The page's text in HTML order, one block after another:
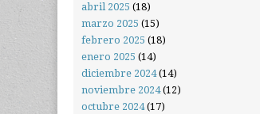
abril 2025 (18)
marzo 2025 (15)
febrero 2025 (18)
enero 2025 (14)
diciembre 2024(14)
noviembre 2024(12)
octubre 2024(17)